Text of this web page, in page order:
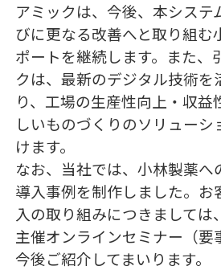
アミックは、今後、本システ
びに更なる改善へと取り組む
ポートを継続します。また、
クは、最新のデジタル技術を
り、工場の生産性向上・収益
しいものづくりのソリューシ
けます。
なお、当社では、小林製薬へ
導入事例を制作しました。お
入の取り組みにつきましては
主催オンラインセミナー（要
今後ご紹介してまいります。